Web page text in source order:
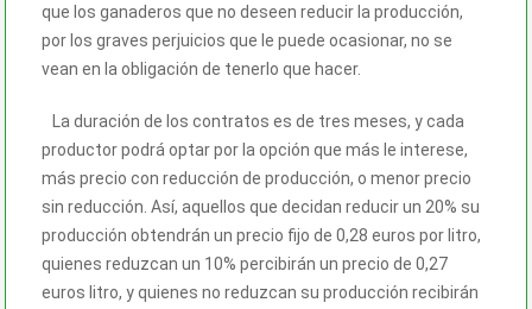
que los ganaderos que no deseen reducir la producción,
por los graves perjuicios que le puede ocasionar, no se
vean en la obligación de tenerlo que hacer.
La duración de los contratos es de tres meses, y cada
productor podrá optar por la opción que más le interese,
más precio con reducción de producción, o menor precio
sin reducción. Así, aquellos que decidan reducir un 20% su
producción obtendrán un precio fijo de 0,28 euros por litro,
quienes reduzcan un 10% percibirán un precio de 0,27
euros litro, y quienes no reduzcan su producción recibirán